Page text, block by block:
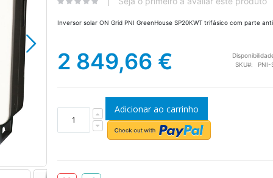
Inversor solar ON Grid PNI GreenHouse SP20KWT trifásico com parte
2 849,66 €
SKU
PNI-
Adicionar ao carrinho